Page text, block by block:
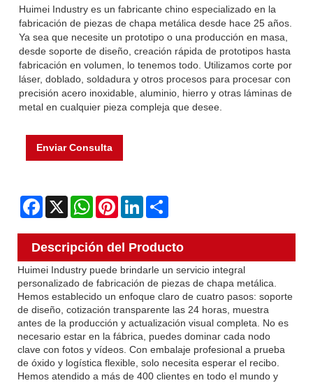
Huimei Industry es un fabricante chino especializado en la
fabricación de piezas de chapa metálica desde hace 25 años.
Ya sea que necesite un prototipo o una producción en masa,
desde soporte de diseño, creación rápida de prototipos hasta
fabricación en volumen, lo tenemos todo. Utilizamos corte por
láser, doblado, soldadura y otros procesos para procesar con
precisión acero inoxidable, aluminio, hierro y otras láminas de
metal en cualquier pieza compleja que desee.
Enviar Consulta
Facebook
X WhatsAppPinterestLinkedIn
Descripción del Producto
Huimei Industry puede brindarle un servicio integral
personalizado de fabricación de piezas de chapa metálica.
Hemos establecido un enfoque claro de cuatro pasos: soporte
de diseño, cotización transparente las 24 horas, muestra
antes de la producción y actualización visual completa. No es
necesario estar en la fábrica, puedes dominar cada nodo
clave con fotos y vídeos. Con embalaje profesional a prueba
de óxido y logística flexible, solo necesita esperar el recibo.
Hemos atendido a más de 400 clientes en todo el mundo y